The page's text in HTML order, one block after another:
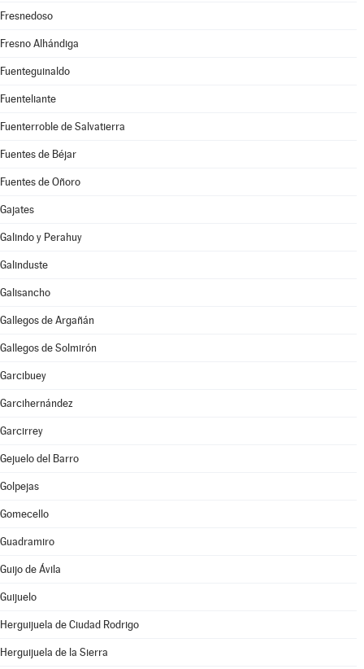
Fresnedoso
Fresno Alhándiga
Fuenteguinaldo
Fuenteliante
Fuenterroble de Salvatierra
Fuentes de Béjar
Fuentes de Oñoro
Gajates
Galindo y Perahuy
Galinduste
Galisancho
Gallegos de Argañán
Gallegos de Solmirón
Garcibuey
Garcihernández
Garcirrey
Gejuelo del Barro
Golpejas
Gomecello
Guadramiro
Guijo de Ávila
Guijuelo
Herguijuela de Ciudad Rodrigo
Herguijuela de la Sierra